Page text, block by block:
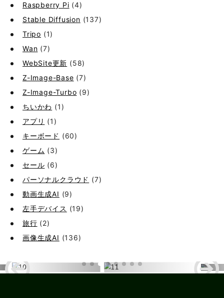
Raspberry Pi (4)
Stable Diffusion (137)
Tripo (1)
Wan (7)
WebSite更新 (58)
Z-Image-Base (7)
Z-Image-Turbo (9)
ちいかわ (1)
アプリ (1)
キーボード (60)
ゲーム (3)
セール (6)
パーソナルクラウド (7)
動画生成AI (9)
左手デバイス (19)
旅行 (2)
画像生成AI (136)